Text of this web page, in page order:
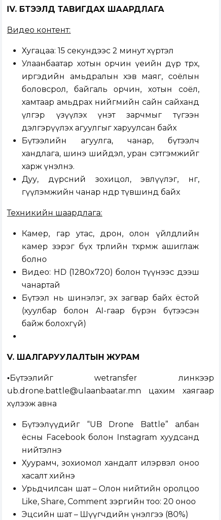
IV. БҮТЭЭЛД ТАВИГДАХ ШААРДЛАГА
Видео контент:
Хугацаа: 15 секундээс 2 минут хүртэл
Улаанбаатар хотын орчин үеийн дүр төрх,
иргэдийн амьдралын хэв маяг, соёлын
боловсрол, байгаль орчин, хотын соёл,
хамтаар амьдрах нийгмийн сайн сайханд
үлгэр үзүүлэх үнэт зарчмыг түгээн
дэлгэрүүлэх агуулгыг харуулсан байх
Бүтээлийн агуулга, чанар, бүтээлч
хандлага, шинэ шийдэл, уран сэтгэмжийг
харж үнэлнэ.
Дуу, дүрсний зохицол, эвлүүлэг, өнгө,
өгүүлэмжийн чанар өндөр түвшинд байх
Техникийн шаардлага:
Камер, гар утас, дрон, олон үйлдлийн
камер зэрэг бүх төрлийн төхөөрөмж ашиглаж
болно
Видео: HD (1280x720) болон түүнээс дээш
чанартай
Бүтээл нь шинэлэг, эх загвар байх ёстой
(хуулбар болон AI-гаар бүрэн бүтээсэн
байж болохгүй)
V. ШАЛГАРУУЛАЛТЫН ЖУРАМ
• Бүтээлийг wetransfer линкээр
ub.drone.battle@ulaanbaatar.mn цахим хаягаар
хүлээж авна
Бүтээлүүдийг “UB Drone Battle” албан
ёсны Facebook болон Instagram хуудсанд
нийтэлнэ
Хуурамч, зохиомол хандалт илэрвэл оноо
хасалт хийнэ
Урьдчилсан шат – Олон нийтийн оролцоо
Like, Share, Comment зэргийн тоо: 20 оноо
Эцсийн шат – Шүүгчдийн үнэлгээ (80%)